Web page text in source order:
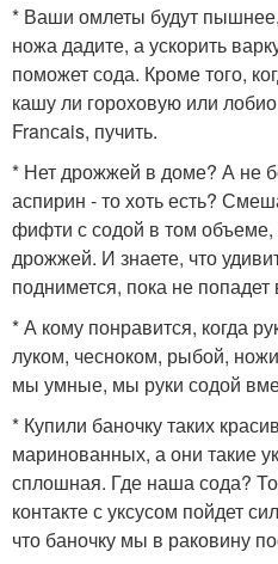
* Ваши омлеты будут
ножа дадите, а ускорить
поможет сода. Кроме того,
кашу ли гороховую или
Franсais, пучить.
* Нет дрожжей в доме? А не
аспирин - то хоть есть?
фифти с содой в том объеме,
дрожжей. И знаете, что
поднимется, пока не
* А кому понравится, когда
луком, чесноком, рыбой,
мы умные, мы руки содой
* Купили баночку таких
маринованных, а они такие
сплошная. Где наша сода?
контакте с уксусом пойдет
что баночку мы в раковину